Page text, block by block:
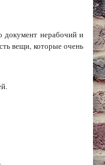
документ нерабочий и
вещи, которые очень